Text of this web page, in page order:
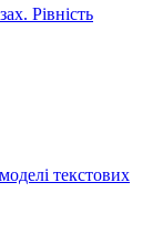
Рівність
текстових